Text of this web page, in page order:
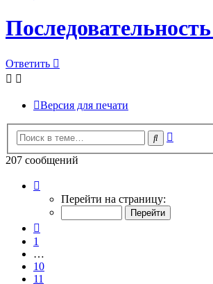
Ответить
Версия для печати
Поиск
207 сообщений
12
Перейти на страницу:
1
…
10
11